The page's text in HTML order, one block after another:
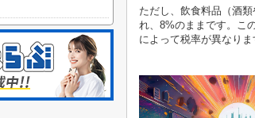
ただし、飲食料品（酒
れ、8%のままです。こ
によって税率が異なりま